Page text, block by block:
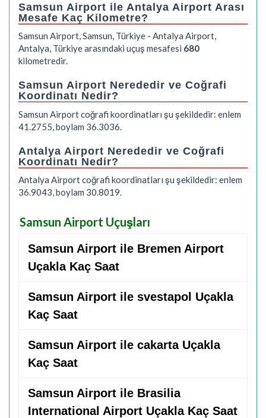
Samsun Airport ile Antalya Airport Arası
Mesafe Kaç Kilometre?
Samsun Airport, Samsun, Türkiye - Antalya Airport,
Antalya, Türkiye arasındaki uçuş mesafesi 680
kilometredir.
Samsun Airport Nerededir ve Coğrafi
Koordinatı Nedir?
Samsun Airport coğrafi koordinatları şu şekildedir: enlem
41.2755, boylam 36.3036.
Antalya Airport Nerededir ve Coğrafi
Koordinatı Nedir?
Antalya Airport coğrafi koordinatları şu şekildedir: enlem
36.9043, boylam 30.8019.
Samsun Airport Uçuşları
Samsun Airport ile Bremen Airport
Uçakla Kaç Saat
Samsun Airport ile svestapol Uçakla
Kaç Saat
Samsun Airport ile cakarta Uçakla
Kaç Saat
Samsun Airport ile Brasilia
International Airport Uçakla Kaç Saat